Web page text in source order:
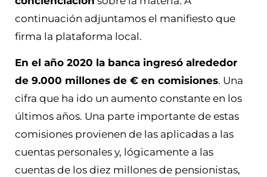
continuación adjuntamos el manifiesto que
firma la plataforma local.
En el año 2020 la banca ingresó alrededor
de 9.000 millones de € en comisiones. Una
cifra que ha ido un aumento constante en los
últimos años. Una parte importante de estas
comisiones provienen de las aplicadas a las
cuentas personales y, lógicamente a las
cuentas de los diez millones de pensionistas,